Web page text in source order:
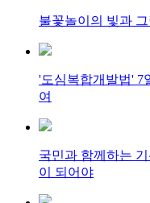
불꽃놀이의 빛과
'도심복합개발법' 7
여
국민과 함께하는
이 되어야